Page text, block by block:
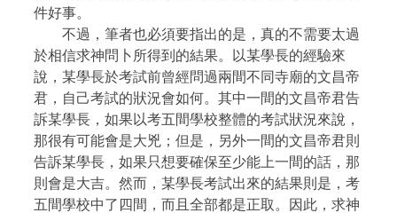
件好事。
不過，筆者也必須要指出的是，真的不需要太過
於相信求神問卜所得到的結果。以某學長的經驗來
說，某學長於考試前曾經問過兩間不同寺廟的文昌帝
君，自己考試的狀況會如何。其中一間的文昌帝君告
訴某學長，如果以考五間學校整體的考試狀況來說，
那很有可能會是大兇；但是，另外一間的文昌帝君則
告訴某學長，如果只想要確保至少能上一間的話，那
則會是大吉。然而，某學長考試出來的結果則是，考
五間學校中了四間，而且全部都是正取。因此，求神